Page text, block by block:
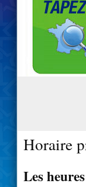
Horaire
Les